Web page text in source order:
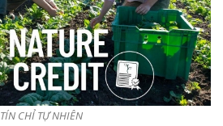
TÍN CHỈ TỰ NHIÊN